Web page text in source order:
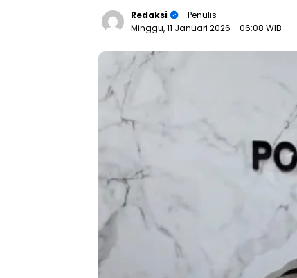
Redaksi
- Penulis
Minggu, 11 Januari 2026 - 06:08 WIB